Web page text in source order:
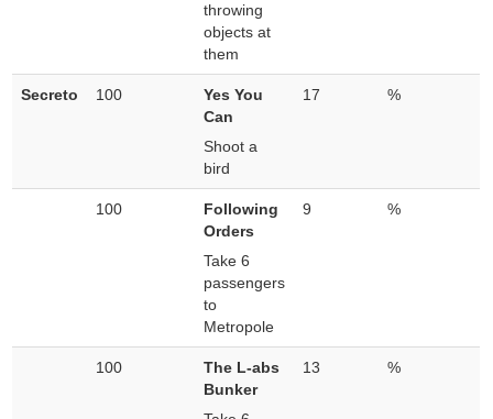
throwing
objects at
them
Secreto 100
Yes You
Can
Shoot a
bird
17 %
100
Following
Orders
Take 6
passengers
to
Metropole
9 %
100
The L-abs
Bunker
13 %